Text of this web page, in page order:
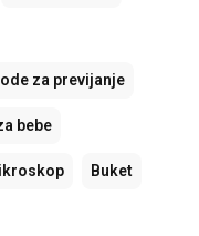
za previjanje
bebe
Buket